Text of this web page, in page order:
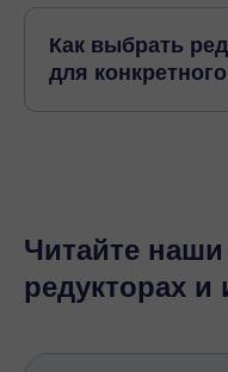
Как выбрать
для
Читайте
редукторах